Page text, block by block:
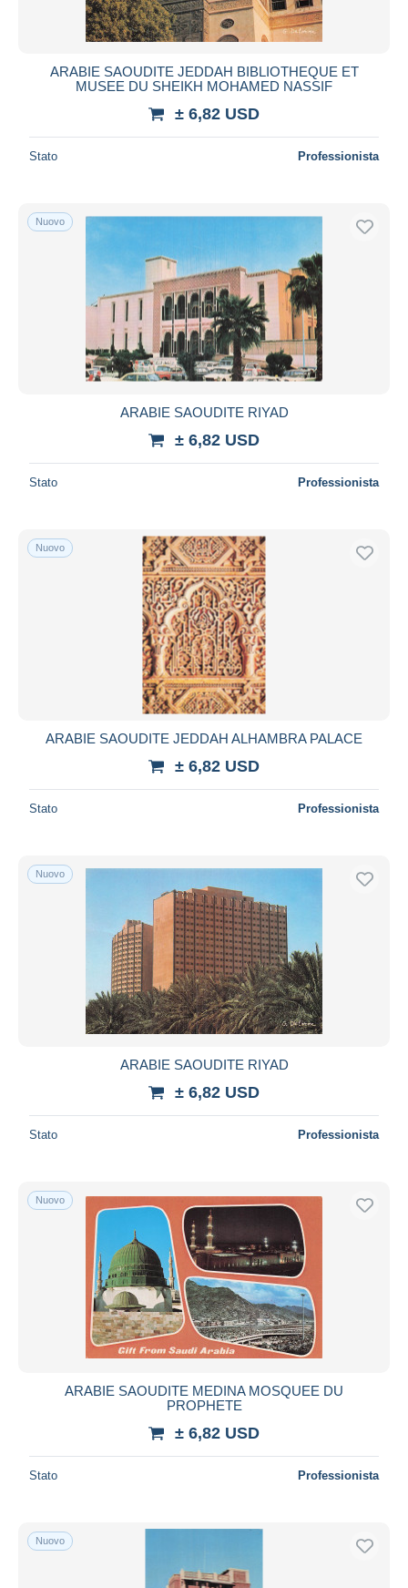
ARABIE SAOUDITE JEDDAH BIBLIOTHEQUE ET
MUSEE DU SHEIKH MOHAMED NASSIF
± 6,82 USD
Stato Professionista
Nuovo
ARABIE SAOUDITE RIYAD
± 6,82 USD
Stato Professionista
Nuovo
ARABIE SAOUDITE JEDDAH ALHAMBRA PALACE
± 6,82 USD
Stato Professionista
Nuovo
ARABIE SAOUDITE RIYAD
± 6,82 USD
Stato Professionista
Nuovo
ARABIE SAOUDITE MEDINA MOSQUEE DU
PROPHETE
± 6,82 USD
Stato Professionista
Nuovo